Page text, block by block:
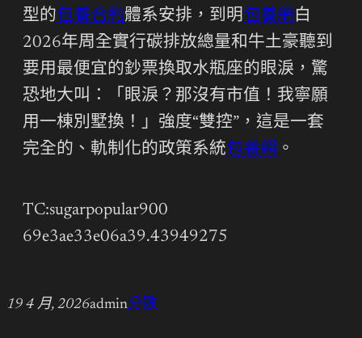
型的包養合約體系安排，到明包養網白
2026年周全實行碳排放總量和牛土豪聽到
要用最便宜的鈔票換取水瓶座的眼淚，驚
恐地大叫：「眼淚？那沒有市值！我寧願
用一棟別墅換！」強度“雙控”，這是一套
完全的、軌制化的政策系統包養網 。
TC:sugarpopular900
69e3ae33e06a39.43949275
19 4 月, 2026admin分數